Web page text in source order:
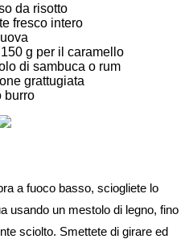
da risotto
fresco intero
g per il caramello
di sambuca o rum
grattugiata
burro
a fuoco basso, sciogliete lo
usando un mestolo di legno, fino
sciolto. Smettete di girare ed